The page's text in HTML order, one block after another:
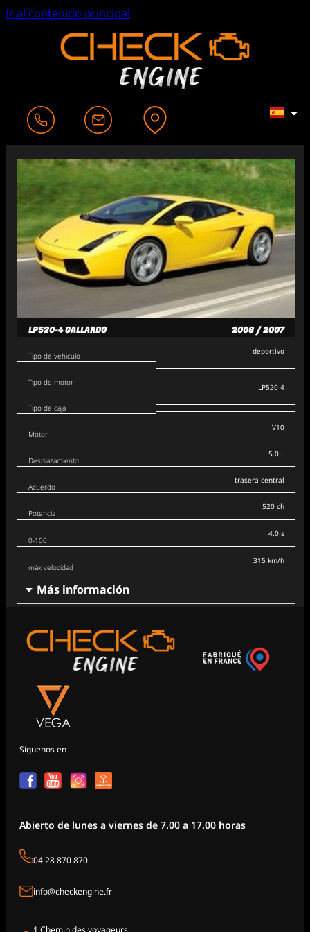
Ir al contenido principal
LP520-4 GALLARDO 2006 / 2007
Tipo de vehiculo
Tipo de motor
Tipo de caja
deportivo
LP520-4
Motor
Desplazamiento
Acuerdo
V10
5.0 L
trasera central
Potencia
0-100
máx velocidad
520 ch
4.0 s
315 km/h
Más información
Síguenos en
Abierto de lunes a viernes de 7.00 a 17.00 horas
04 28 870 870
info@checkengine.fr
1 Chemin des voyageurs